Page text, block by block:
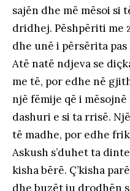
sajën dhe më mësoi si
dridhej. Pëshpëriti me
dhe unë i përsërita pas
Atë natë ndjeva se
me të, por edhe në
një fëmije që i
dashuri e si ta rrisë.
të madhe, por edhe
Askush s’duhet ta dinte
kisha bërë. Ç’kisha
dhe buzët iu drodhën